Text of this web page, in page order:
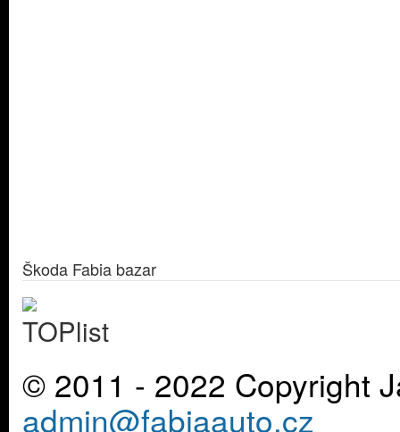
Škoda Fabia bazar
© 2011 - 2022 Copyright
admin@fabiaauto.cz